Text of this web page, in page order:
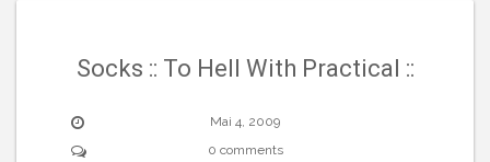
Socks :: To Hell With Practical ::
Mai 4, 2009
0 comments